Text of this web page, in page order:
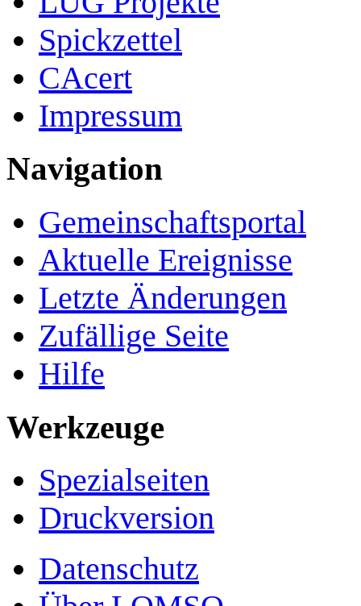
Spickzettel
CAcert
Impressum
Navigation
Gemeinschafts­portal
Aktuelle Ereignisse
Letzte Änderungen
Zufällige Seite
Hilfe
Werkzeuge
Spezialseiten
Druckversion
Datenschutz